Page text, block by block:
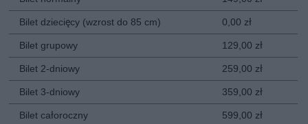
Bilet dziecięcy (wzrost do 85 cm) 0,00 zł
Bilet grupowy 129,00 zł
Bilet 2-dniowy 259,00 zł
Bilet 3-dniowy 359,00 zł
Bilet całoroczny 599,00 zł